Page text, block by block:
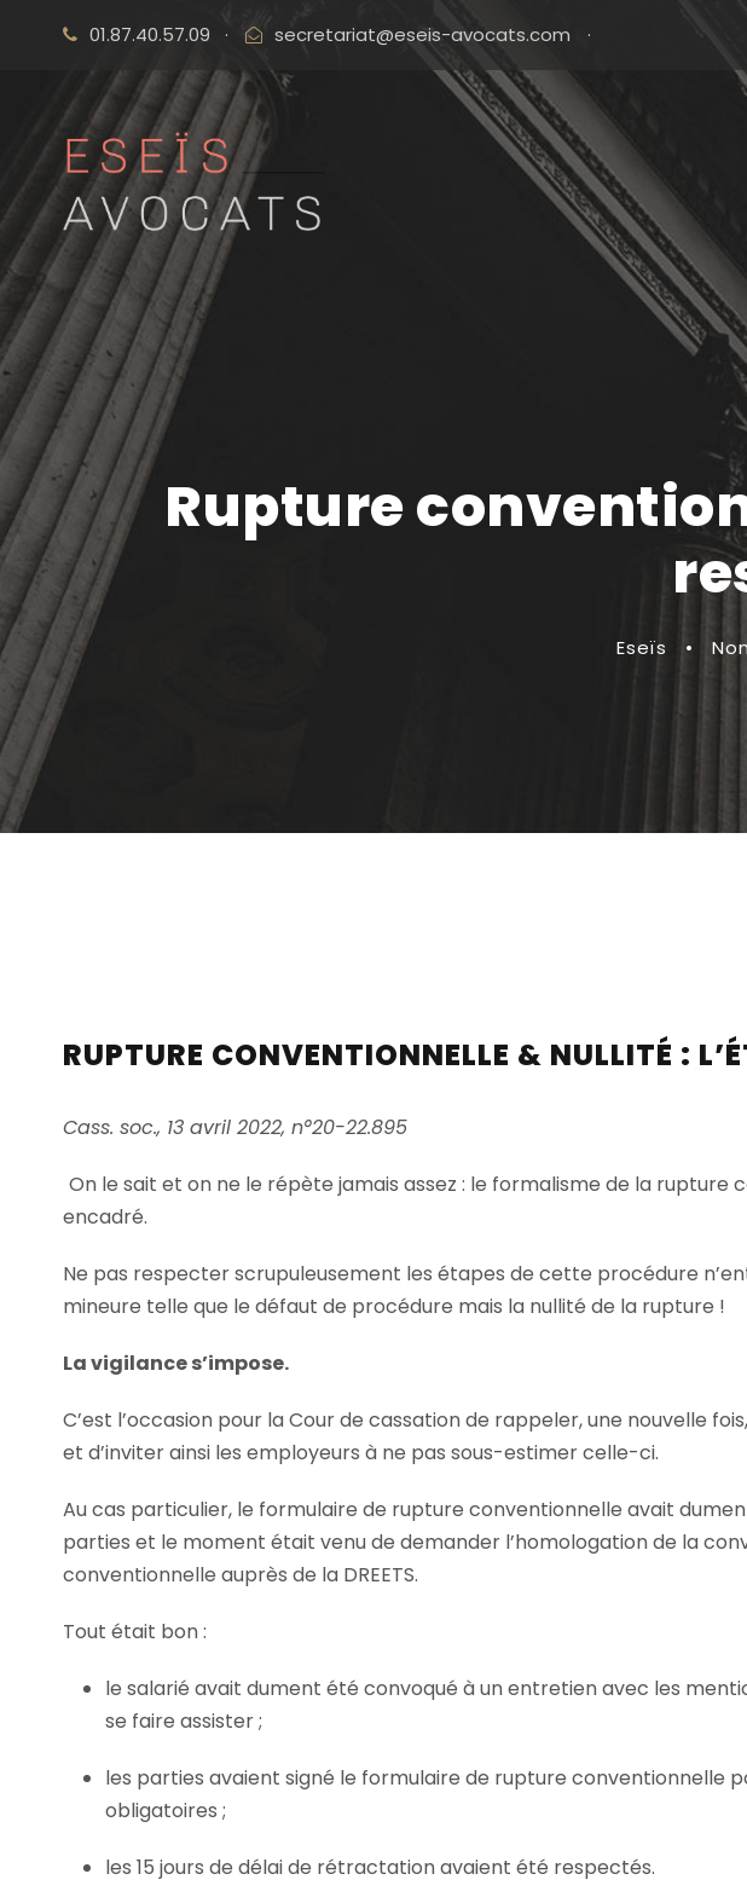
01.87.40.57.09 · secretariat@eseis-avocats.com ·
Rupture
Eseïs •
RUPTURE CONVENTIONNELLE & NULLITÉ :
Cass. soc., 13 avril 2022, n°20-22.895
On le sait et on ne le répète jamais assez : le formalisme de la rupture
encadré.
Ne pas respecter scrupuleusement les étapes de cette procédure
mineure telle que le défaut de procédure mais la nullité de la rupture !
La vigilance s’impose.
C’est l’occasion pour la Cour de cassation de rappeler, une nouvelle
et d’inviter ainsi les employeurs à ne pas sous-estimer celle-ci.
Au cas particulier, le formulaire de rupture conventionnelle avait
parties et le moment était venu de demander l’homologation de la
conventionnelle auprès de la DREETS.
Tout était bon :
le salarié avait dument été convoqué à un entretien avec les
se faire assister ;
les parties avaient signé le formulaire de rupture conventionnelle
obligatoires ;
les 15 jours de délai de rétractation avaient été respectés.